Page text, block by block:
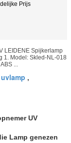
Prijs
LEIDENE Spijkerlamp
1. Model: Skled-NL-018
...
,
UV
Lamp genezen